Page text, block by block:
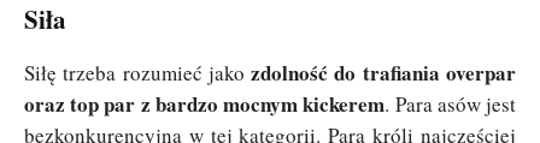
Siła
Siłę trzeba rozumieć jakozdolność do trafiania overpar
oraz top par z bardzo mocnym kickerem. Para asów jest
bezkonkurencyjna w tej kategorii. Para króli najczęściej